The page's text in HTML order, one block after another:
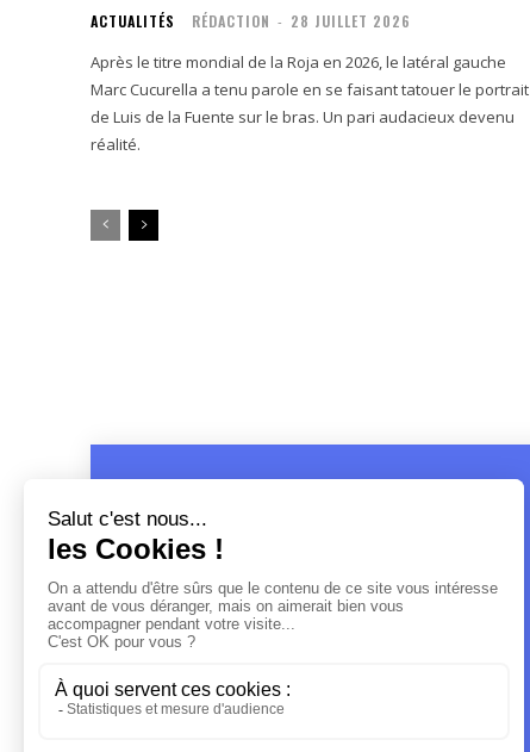
ACTUALITÉS RÉDACTION - 28 JUILLET 2026
Après le titre mondial de la Roja en 2026, le latéral gauche
Marc Cucurella a tenu parole en se faisant tatouer le portrait
de Luis de la Fuente sur le bras. Un pari audacieux devenu
réalité.